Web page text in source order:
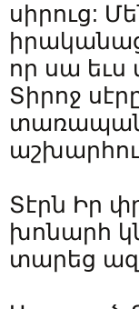
սիրուց:
որ սա եւս
Տիրոջ
Տէրն Իր
խոնարհ
տարեց